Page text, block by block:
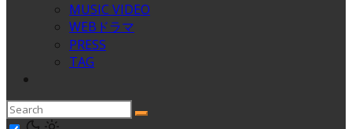
MUSIC VIDEO
WEBドラマ
PRESS
TAG